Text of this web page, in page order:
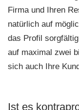
Firma und Ihren
natürlich auf
das Profil
auf maximal zwei
sich auch Ihre
Ist es